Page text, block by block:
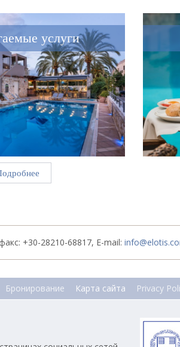
услуги
+30-28210-68817, E-mail:
Бронирование Карта сайта Privacy